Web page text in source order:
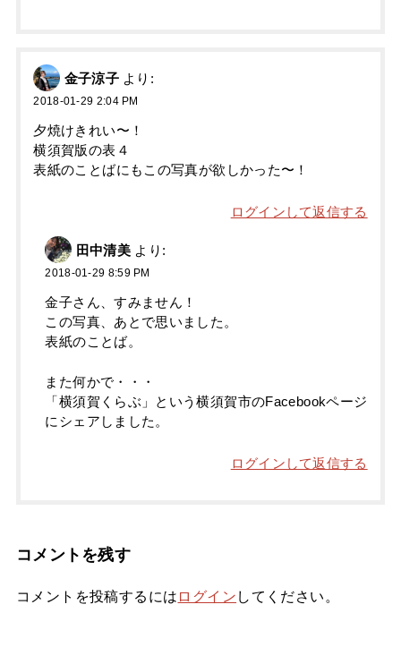
金子涼子 より:
2018-01-29 2:04 PM
夕焼けきれい〜！
横須賀版の表４
表紙のことばにもこの写真が欲しかった〜！
ログインして返信する
田中清美 より:
2018-01-29 8:59 PM
金子さん、すみません！
この写真、あとで思いました。
表紙のことば。
また何かで・・・
「横須賀くらぶ」という横須賀市のFacebookページ
にシェアしました。
ログインして返信する
コメントを残す
コメントを投稿するには ログイン してください。